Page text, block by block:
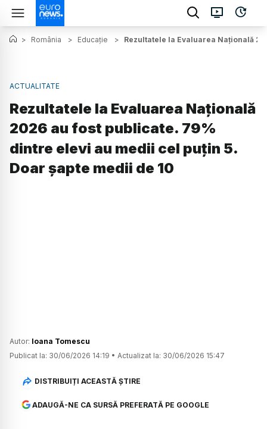
> România > Educație > Rezultatele la Evaluarea Națională
ACTUALITATE
Rezultatele la Evaluarea Națională
2026 au fost publicate. 79%
dintre elevi au medii cel puțin 5.
Doar șapte medii de 10
Autor: Ioana Tomescu
Publicat la: 30/06/2026 14:19 • Actualizat la: 30/06/2026 15:47
DISTRIBUIȚI ACEASTĂ ȘTIRE
ADAUGĂ-NE CA SURSĂ PREFERATĂ PE GOOGLE